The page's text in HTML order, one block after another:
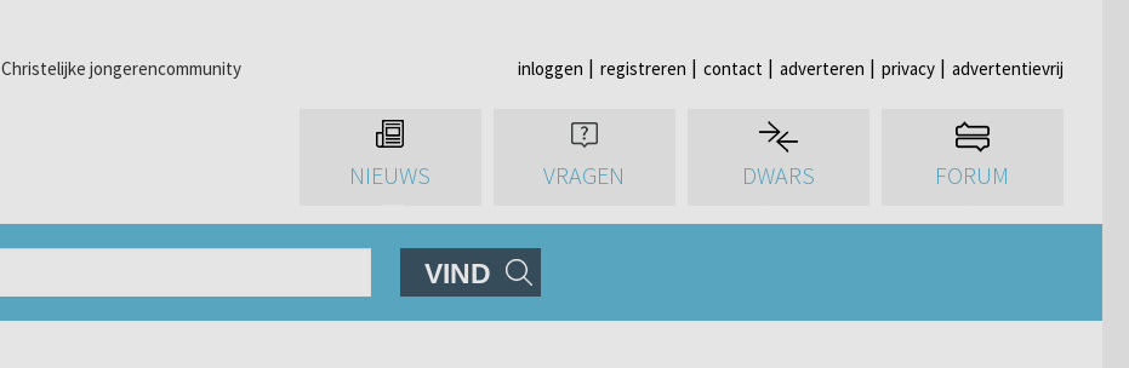
Christelijke jongerencommunity inloggen registreren contact adverteren privacy advertentievrij
NIEUWS VRAGEN DWARS FORUM
VIND